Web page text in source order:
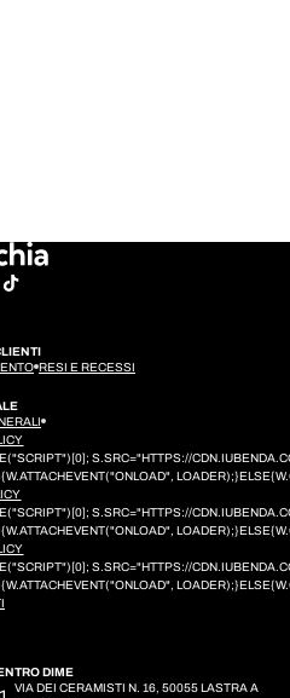
RESI E RECESSI
S.SRC="HTTPS://
S.SRC="HTTPS://
S.SRC="HTTPS://
DIME
VIA DEI CERAMISTI N. 16, 50055 LASTRA A